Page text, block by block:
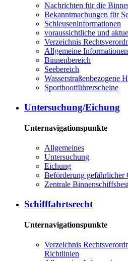
Nachrichten für die
Bekanntmachungen für
Schleuseninformationen
voraussichtliche und
Verzeichnis
Allgemeine Informationen
Binnenbereich
Seebereich
Wasserstraßenbezogene
Sportbootführerscheine
Untersuchung/Eichung
Unternavigationspunkte
Allgemeines
Untersuchung
Eichung
Beförderung gefährlicher
Zentrale
Schifffahrtsrecht
Unternavigationspunkte
Verzeichnis
Richtlinien